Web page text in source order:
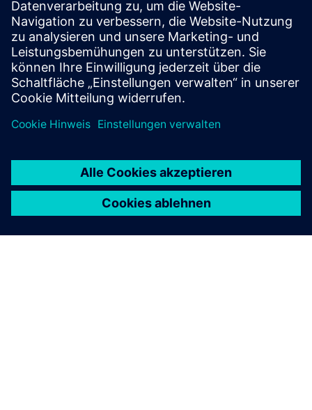
Datenblatt |Ansaugrauchmelder
Downloads
Flyer |Eigenständige Erkennung